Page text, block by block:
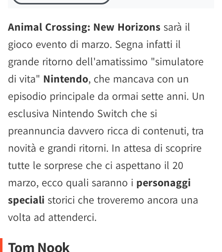
Animal Crossing: New Horizons sarà il
gioco evento di marzo. Segna infatti il
grande ritorno dell'amatissimo "simulatore
di vita" Nintendo, che mancava con un
episodio principale da ormai sette anni. Un
esclusiva Nintendo Switch che si
preannuncia davvero ricca di contenuti, tra
novità e grandi ritorni. In attesa di scoprire
tutte le sorprese che ci aspettano il 20
marzo, ecco quali saranno i personaggi
speciali storici che troveremo ancora una
volta ad attenderci.
Tom Nook